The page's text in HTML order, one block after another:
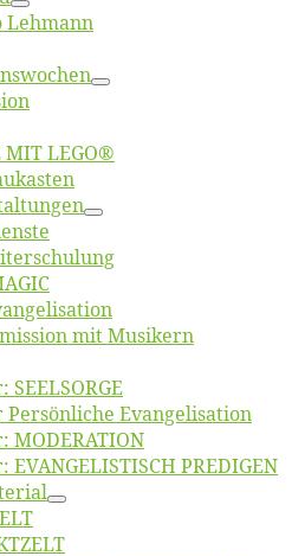
Lehmann
MIT LEGO®
mit Musikern
SEELSORGE
Per­sön­li­che Evangelisation
MODERATION
EVANGELISTISCH PREDIGEN